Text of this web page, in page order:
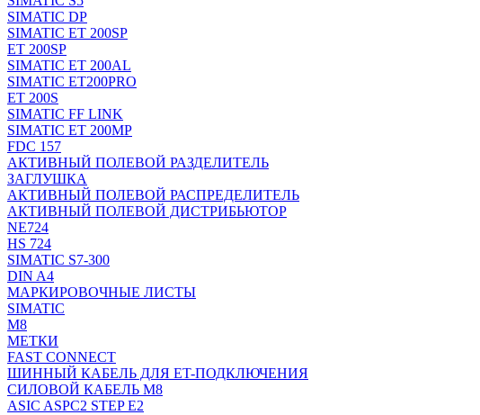
SIMATIC DP
SIMATIC ET 200SP
ET 200SP
SIMATIC ET 200AL
SIMATIC ET200PRO
ET 200S
SIMATIC FF LINK
SIMATIC ET 200MP
FDC 157
АКТИВНЫЙ ПОЛЕВОЙ РАЗДЕЛИТЕЛЬ
ЗАГЛУШКА
АКТИВНЫЙ ПОЛЕВОЙ РАСПРЕДЕЛИТЕЛЬ
АКТИВНЫЙ ПОЛЕВОЙ ДИСТРИБЬЮТОР
NE724
HS 724
SIMATIC S7-300
DIN A4
МАРКИРОВОЧНЫЕ ЛИСТЫ
SIMATIC
M8
МЕТКИ
FAST CONNECT
ШИННЫЙ КАБЕЛЬ ДЛЯ ET-ПОДКЛЮЧЕНИЯ
СИЛОВОЙ КАБЕЛЬ M8
ASIC ASPC2 STEP E2